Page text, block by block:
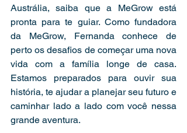
Austrália, saiba que a MeGrow está
pronta para te guiar. Como fundadora
da MeGrow, Fernanda conhece de
perto os desafios de começar uma nova
vida com a família longe de casa.
Estamos preparados para ouvir sua
história, te ajudar a planejar seu futuro e
caminhar lado a lado com você nessa
grande aventura.